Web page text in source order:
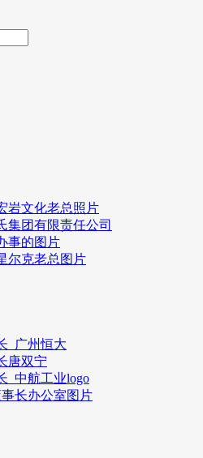
岩文化老总照片
集团有限责任公司
事的图片
尔克老总图片
_广州恒大
唐双宁
_中航工业logo
长办公室图片